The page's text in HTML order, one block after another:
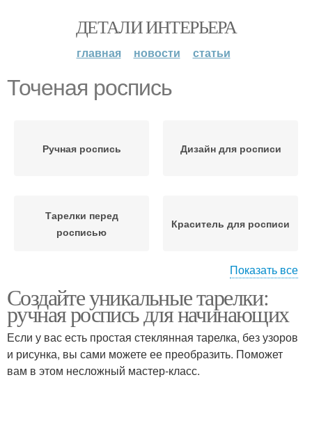
ДЕТАЛИ ИНТЕРЬЕРА
главная новости статьи
Точеная роспись
Ручная роспись Дизайн для росписи
Тарелки перед
росписью
Краситель для росписи
Точечная роспись
роспись
Тарелочки под роспись
Показать все
Создайте уникальные тарелки:
ручная роспись для начинающих
Если у вас есть простая стеклянная тарелка, без узоров
и рисунка, вы сами можете ее преобразить. Поможет
вам в этом несложный мастер-класс.